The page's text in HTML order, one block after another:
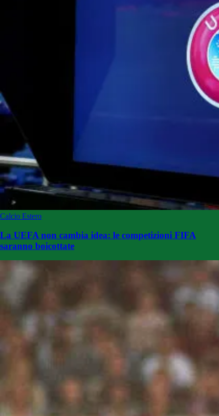
Calcio Estero
La UEFA non cambia idea: le competizioni FIFA
saranno boicottate